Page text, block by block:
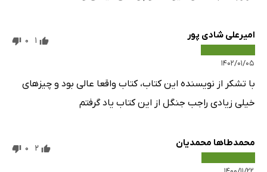
امیرعلی شادی پور
۱۴۰۲/۰۱/۰۵
1
0
با تشکر از نویسنده این کتاب، کتاب واقعا عالی بود و چیز‌های
خیلی زیادی راجب جنگل از این کتاب یاد گرفتم
محمدطاها محمدیان 2
0